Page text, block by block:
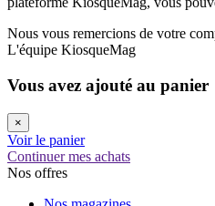
Nous vous remercions de votre
L'équipe KiosqueMag
Vous avez ajouté au panier
×
Voir le panier
Continuer mes achats
Nos offres